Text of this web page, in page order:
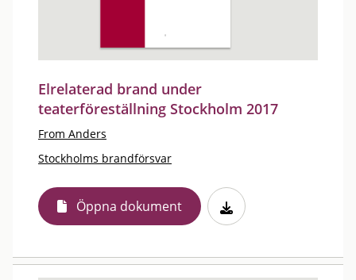
Elrelaterad brand under
teaterföreställning Stockholm 2017
From Anders
Stockholms brandförsvar
Öppna dokument